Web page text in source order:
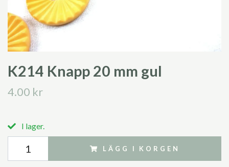
K214 Knapp 20 mm gul
4.00 kr
I lager.
LÄGG I KORGEN